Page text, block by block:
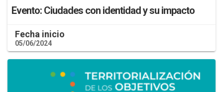
Evento: Ciudades con identidad y su impacto
Fecha inicio
05/06/2024